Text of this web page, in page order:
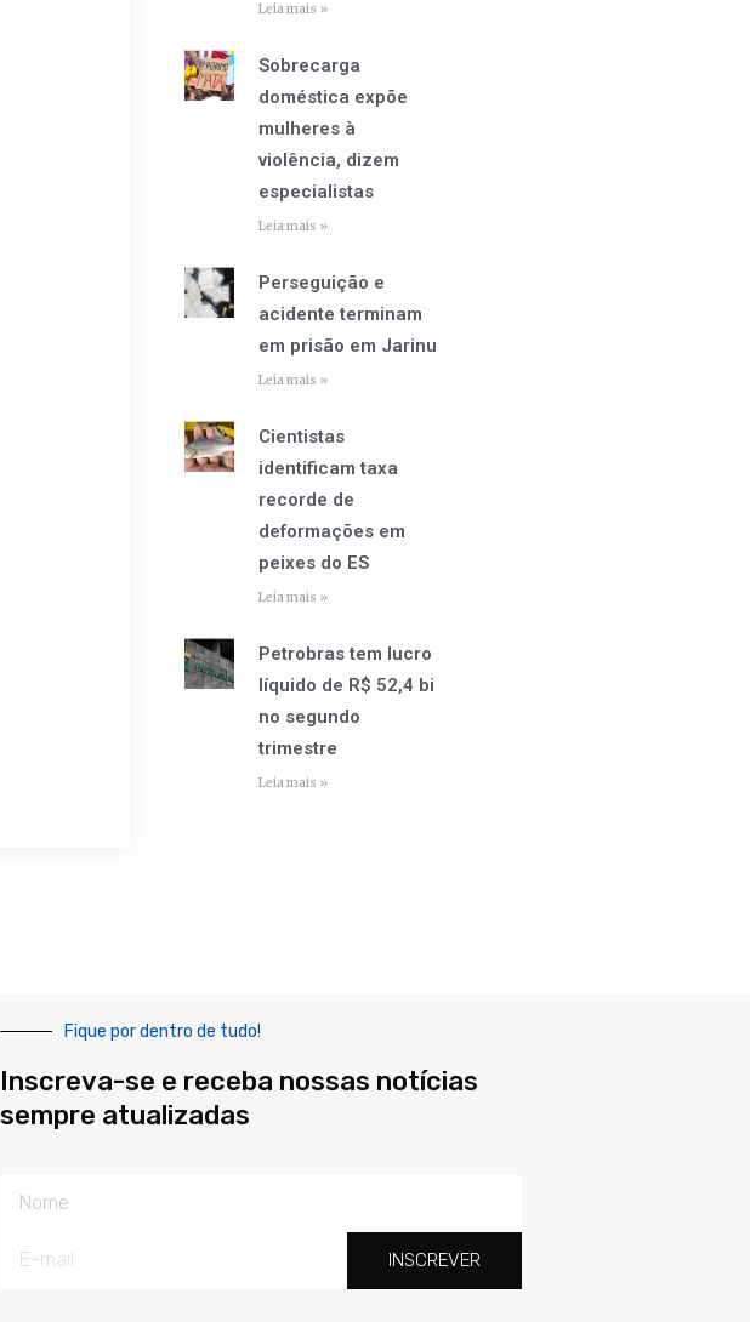
Leia mais »
Sobrecarga
doméstica expõe
mulheres à
violência, dizem
especialistas
Leia mais »
Perseguição e
acidente terminam
em prisão em Jarinu
Leia mais »
Cientistas
identificam taxa
recorde de
deformações em
peixes do ES
Leia mais »
Petrobras tem lucro
líquido de R$ 52,4 bi
no segundo
trimestre
Leia mais »
Fique por dentro de tudo!
Inscreva-se e receba nossas notícias
sempre atualizadas
INSCREVER